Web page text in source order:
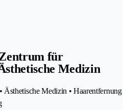
für
Medizin
Ästhetische Medizin • Haarentfernung